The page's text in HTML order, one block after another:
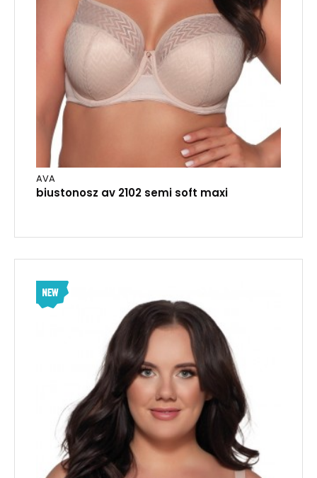
AVA
biustonosz av 2102 semi soft maxi